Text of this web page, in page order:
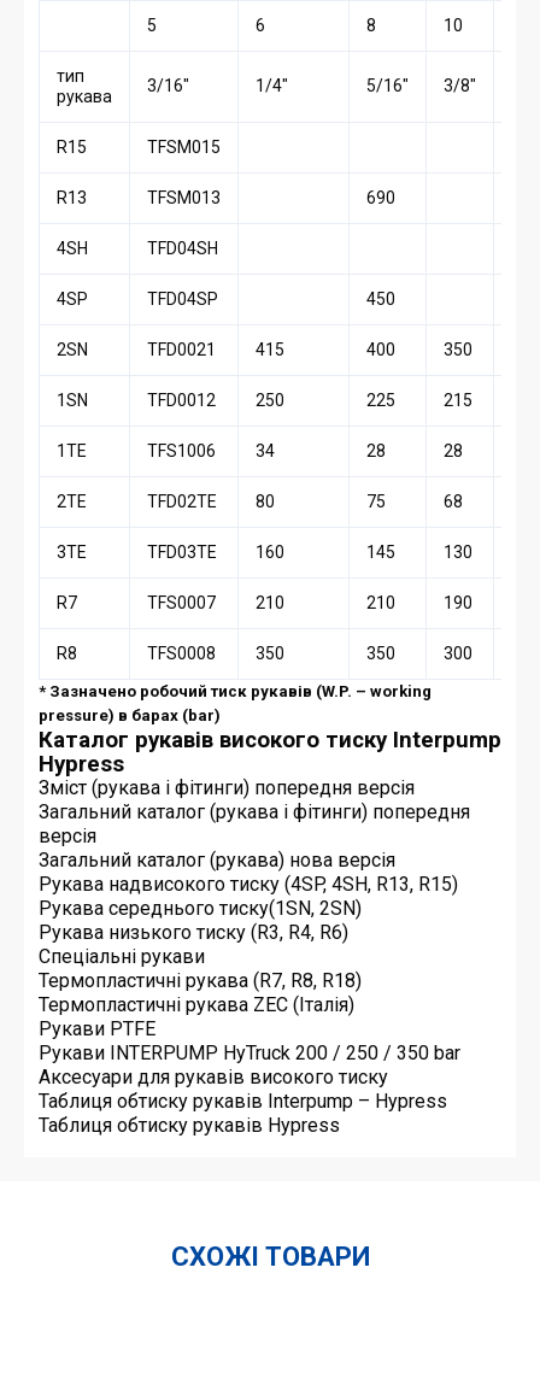
5 6 8 10
тип
рукава
3/16″ 1/4″ 5/16″ 3/8″
R15 TFSM015
R13 TFSM013 690
4SH TFD04SH
4SP TFD04SP 450
2SN TFD0021 415 400 350
1SN TFD0012 250 225 215
1TE TFS1006 34 28 28
2TE TFD02TE 80 75 68
3TE TFD03TE 160 145 130
R7 TFS0007 210 210 190
R8 TFS0008 350 350 300
* Зазначено робочий тиск рукавів (W.P. – working
pressure) в барах (bar)
Каталог рукавів високого тиску Interpump
Hypress
Зміст (рукава і фітинги) попередня версія
Загальний каталог (рукава і фітинги) попередня
версія
Загальний каталог (рукава) нова версія
Рукава надвисокого тиску (4SP, 4SH, R13, R15)
Рукава середнього тиску(1SN, 2SN)
Рукава низького тиску (R3, R4, R6)
Спеціальні рукави
Термопластичні рукава (R7, R8, R18)
Термопластичні рукава ZEC (Італія)
Рукави PTFE
Рукави INTERPUMP HyTruck 200 / 250 / 350 bar
Аксесуари для рукавів високого тиску
Таблиця обтиску рукавів Interpump – Hypress
Таблиця обтиску рукавів Hypress
СХОЖІ ТОВАРИ